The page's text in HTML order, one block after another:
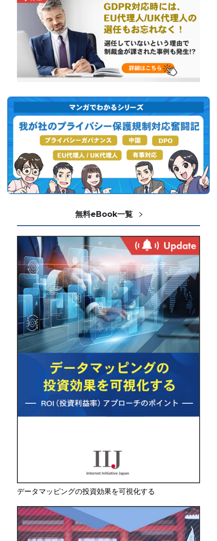
無料eBook一覧
データマッピングの投資効果を可視化する